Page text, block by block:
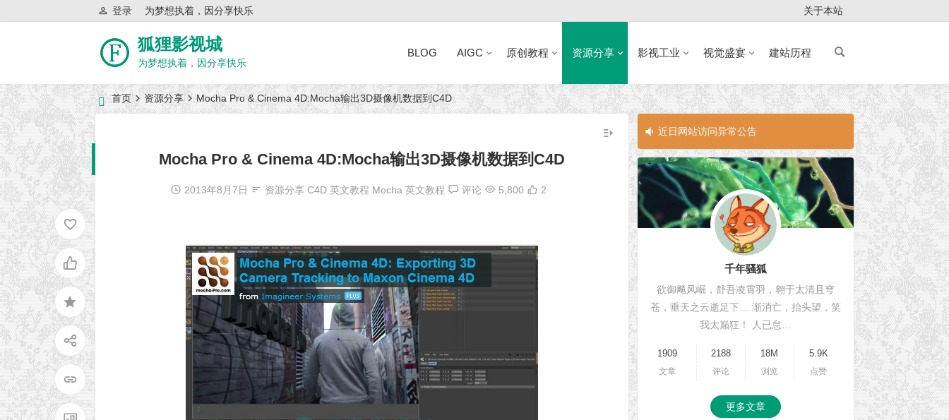
为梦想执着，因分享快乐
登录 关于本站
狐狸影视城
为梦想执着，因分享快乐
BLOG AIGC 原创教程 资源分享 影视工业 视觉盛宴 建站历程
首页 资源分享 Mocha Pro & Cinema 4D:Mocha输出3D摄像机数据到C4D
Mocha Pro & Cinema 4D:Mocha输出3D摄像机数据到C4D
2013年8月7日 资源分享 C4D 英文教程 Mocha 英文教程 评论 5,800 2
近日网站访问异常公告 近日网站访问
千年骚狐
欲御飚风崛，舒吾凌霄羽，翱于太清且穹
苍，垂天之云逝足下… 渐消亡，抬头望，笑
我太巅狂！ 人已怠…
1909
文章
2188
评论
18M
浏览
5.9K
点赞
更多文章